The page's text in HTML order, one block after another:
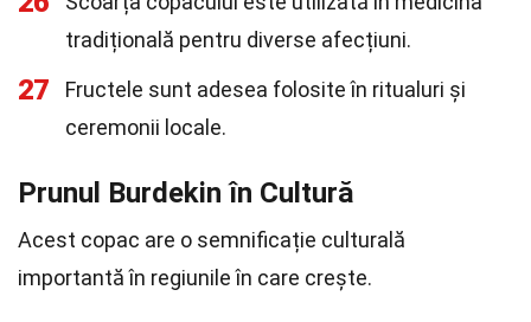
tradițională pentru diverse afecțiuni.
27
Fructele sunt adesea folosite în ritualuri și
ceremonii locale.
Prunul Burdekin în Cultură
Acest copac are o semnificație culturală
importantă în regiunile în care crește.